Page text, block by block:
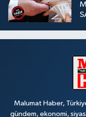
Malumat Haber,
gündem, ekonomi,